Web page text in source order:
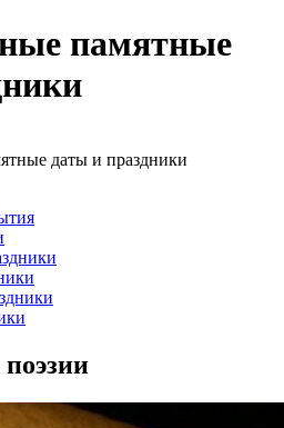
памятные
даты и праздники